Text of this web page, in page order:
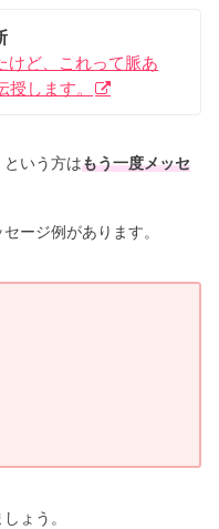
けど、これって脈あ
します。
という方はもう一度メッセ
ージ例があります。
ょう。